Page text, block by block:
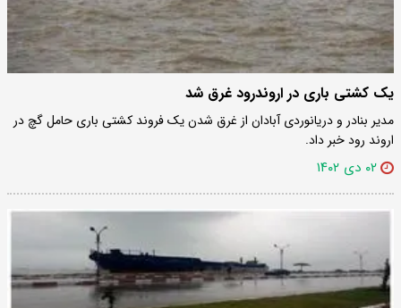
یک کشتی باری در اروندرود غرق شد
مدیر بنادر و دریانوردی آبادان از غرق شدن یک فروند کشتی باری حامل گچ در
اروند رود خبر داد.
۰۲ دی ۱۴۰۲